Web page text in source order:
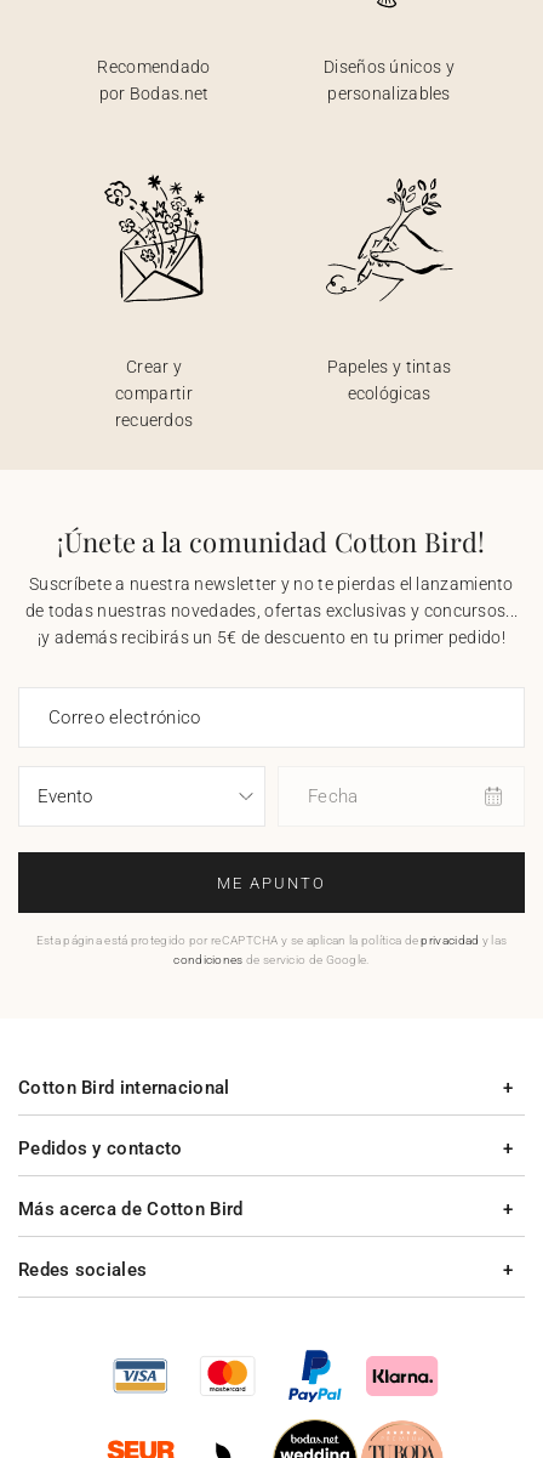
Recomendado
por Bodas.net
Diseños únicos y
personalizables
Crear y
compartir
recuerdos
Papeles y tintas
ecológicas
¡Únete a la comunidad Cotton Bird!
Suscríbete a nuestra newsletter y no te pierdas el lanzamiento
de todas nuestras novedades, ofertas exclusivas y concursos...
¡y además recibirás un 5€ de descuento en tu primer pedido!
Correo electrónico
Fecha
ME APUNTO
Esta página está protegido por reCAPTCHA y se aplican la política deprivacidad y las
condiciones de servicio de Google.
Pedidos y contacto
Más acerca de Cotton Bird
Cotton Bird internacional
Redes sociales